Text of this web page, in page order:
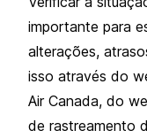
importante para
alterações,
isso através do
Air Canada, do
de rastreamento